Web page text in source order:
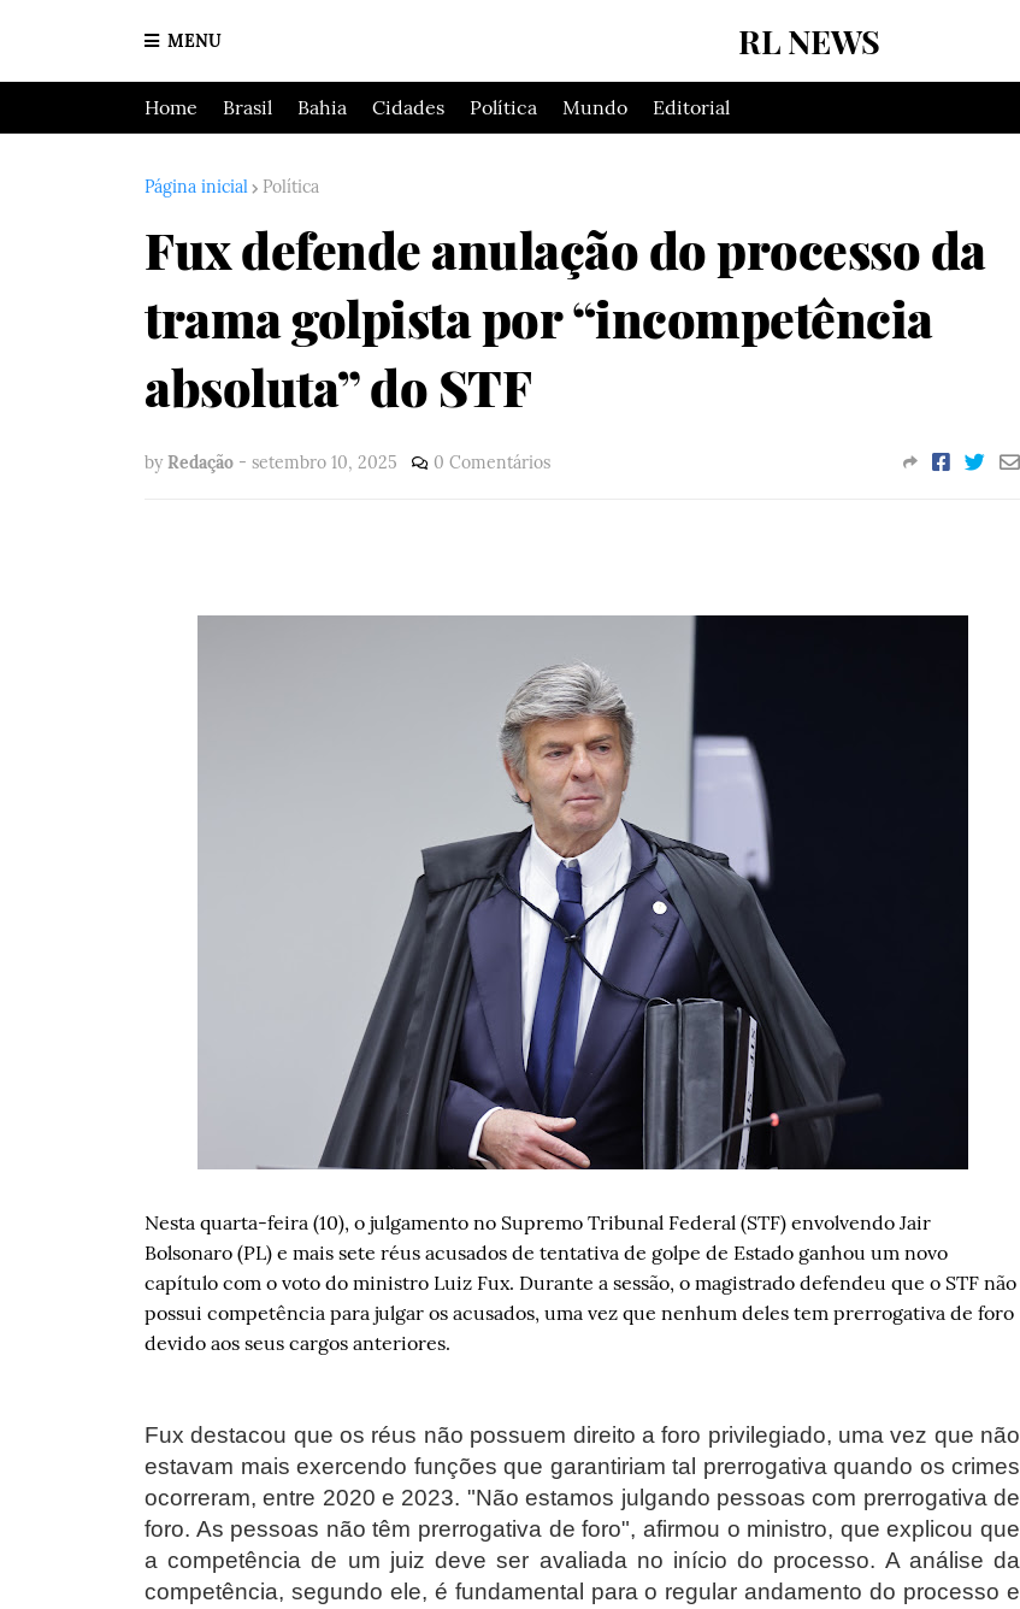
MENU RL NEWS
Home Brasil Bahia Cidades Política Mundo Editorial
Página inicial Política
Fux defende anulação do processo da
trama golpista por “incompetência
absoluta” do STF
by Redação - setembro 10, 2025 0 Comentários
Nesta quarta-feira (10), o julgamento no Supremo Tribunal Federal (STF) envolvendo Jair
Bolsonaro (PL) e mais sete réus acusados de tentativa de golpe de Estado ganhou um novo
capítulo com o voto do ministro Luiz Fux. Durante a sessão, o magistrado defendeu que o STF não
possui competência para julgar os acusados, uma vez que nenhum deles tem prerrogativa de foro
devido aos seus cargos anteriores.
Fux destacou que os réus não possuem direito a foro privilegiado, uma vez que não
estavam mais exercendo funções que garantiriam tal prerrogativa quando os crimes
ocorreram, entre 2020 e 2023. "Não estamos julgando pessoas com prerrogativa de
foro. As pessoas não têm prerrogativa de foro", afirmou o ministro, que explicou que
a competência de um juiz deve ser avaliada no início do processo. A análise da
competência, segundo ele, é fundamental para o regular andamento do processo e